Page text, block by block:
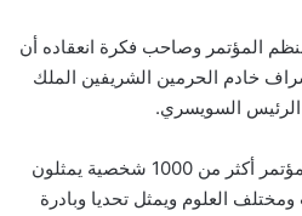
المؤتمر وصاحب فكرة انعقاده أن
خادم الحرمين الشريفين الملك
الرئيس السويسري.
وتوقع الشوك أن يشارك في المؤتمر أكثر من 1000 شخصية يمثلون
العلوم ويمثل تحديا وبادرة